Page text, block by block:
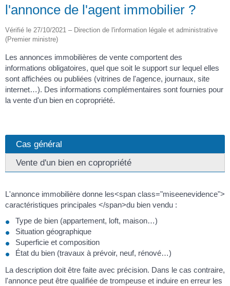
l'annonce de l'agent immobilier ?
Vérifié le 27/10/2021 – Direction de l'information légale et administrative
(Premier ministre)
Les annonces immobilières de vente comportent des
informations obligatoires, quel que soit le support sur lequel elles
sont affichées ou publiées (vitrines de l'agence, journaux, site
internet…). Des informations complémentaires sont fournies pour
la vente d'un bien en copropriété.
Cas général
Vente d'un bien en copropriété
L'annonce immobilière donne les<span class="miseenevidence">
caractéristiques principales </span>du bien vendu :
Type de bien (appartement, loft, maison…)
Situation géographique
Superficie et composition
État du bien (travaux à prévoir, neuf, rénové…)
La description doit être faite avec précision. Dans le cas contraire,
l'annonce peut être qualifiée de trompeuse et induire en erreur les